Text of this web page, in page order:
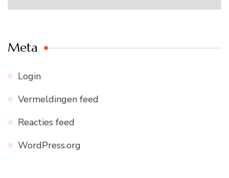
archief
Meta
Login
Vermeldingen feed
Reacties feed
WordPress.org